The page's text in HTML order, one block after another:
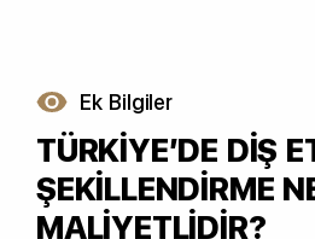
Ek Bilgiler
TÜRKİYE’DE DİŞ
ŞEKİLLENDİRME
MALİYETLİDİR?